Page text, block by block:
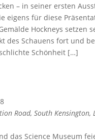
– in seiner ersten
eigens für diese
Hockneys setzen
des Schauens fort und
Schönheit […]
Road, South Kensington,
das Science Museum